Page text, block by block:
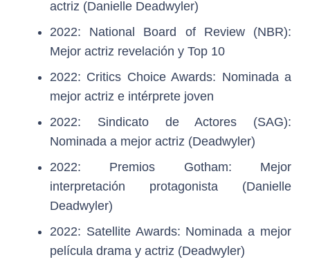
actriz (Danielle Deadwyler)
2022: National Board of Review (NBR):
Mejor actriz revelación y Top 10
2022: Critics Choice Awards: Nominada a
mejor actriz e intérprete joven
2022: Sindicato de Actores (SAG):
Nominada a mejor actriz (Deadwyler)
2022: Premios Gotham: Mejor
interpretación protagonista (Danielle
Deadwyler)
2022: Satellite Awards: Nominada a mejor
película drama y actriz (Deadwyler)